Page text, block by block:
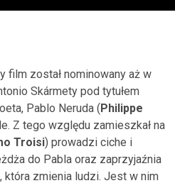
film został nominowany aż w
Skármety pod tytułem
Pablo Neruda ( Philippe
Z tego względu zamieszkał na
Troisi) prowadzi ciche i
do Pabla oraz zaprzyjaźnia
zmienia ludzi. Jest w nim